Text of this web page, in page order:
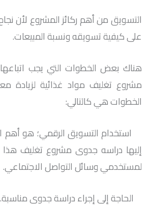
التسويق من أهم ركائز المشروع لأن
على كيفية تسويقه ونسبة المبيعات.
هناك بعض الخطوات التي يجب
مشروع تغليف مواد غذائية لزيادة
الخطوات هي كالتالي:
استخدام التسويق الرقمي؛ هو أهم
إليها دراسه جدوى مشروع تغليف هذا
لمستخدمي وسائل التواصل الاجتماعي.
الحاجة إلى إجراء دراسة جدوى مناسبة.